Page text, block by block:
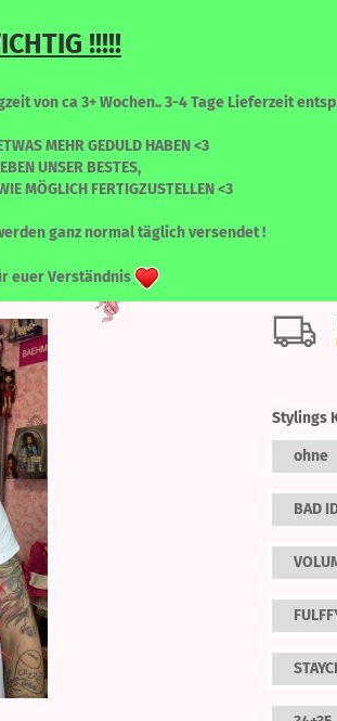
E-Mail
Passwort
!!!!!
von ca 3+ Wochen.. 3-4 Tage Lieferzeit
MEHR GEDULD HABEN <3
UNSER BESTES,
MÖGLICH FERTIGZUSTELLEN <3
ganz normal täglich versendet !
euer Verständnis
- FARBLICH SORTIERT WIMPERN
Stylings
ohne
BAD